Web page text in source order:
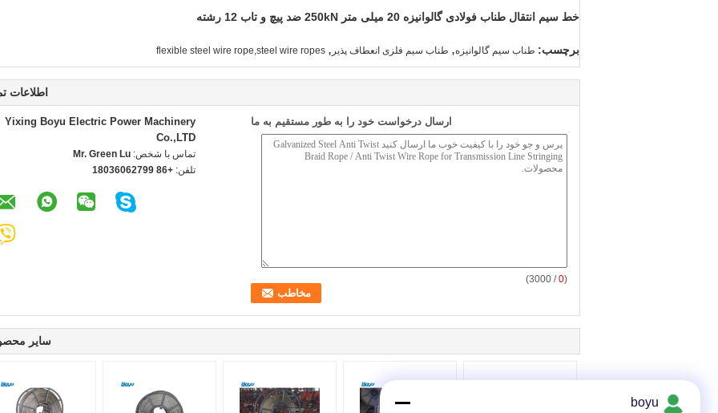
خط سیم انتقال طناب فولادی گالوانیزه 20 میلی متر 250kN ضد پیچ ​​و تاب 12 رشته
برچسب: طناب سیم گالوانیزه, طناب سیم فلزی انعطاف پذیر ,
flexible steel wire rope,steel wire ropes
اطلاعات
Yixing Boyu Electric Power Machinery
Co.,LTD
تماس با شخص: Mr. Green Lu
تلفن: +86 18036062799
ارسال درخواست خود را به طور مستقیم به ما
(
0
/ 3000)
سایر
boyu